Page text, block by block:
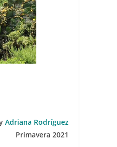
Adriana Rodríguez
Primavera 2021